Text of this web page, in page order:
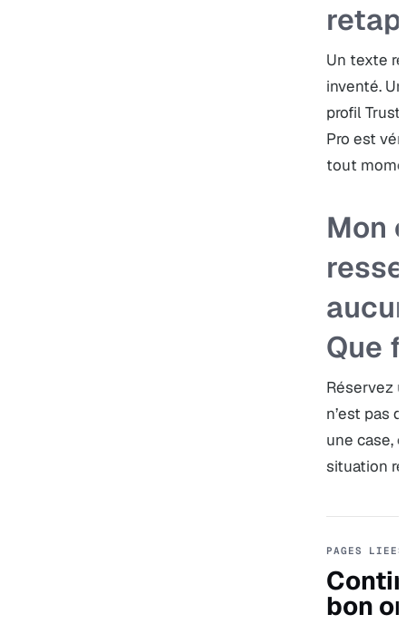
Un texte
inventé.
profil
Pro est
tout
Mon
Que
Réservez
n’est pas
une case,
situation
PAGES LIEES
bon